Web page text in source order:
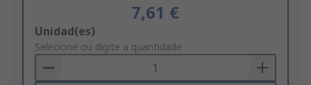
7,61 €
Add
to
Basket
Unidad(es)
Selecione ou digite a quantidade